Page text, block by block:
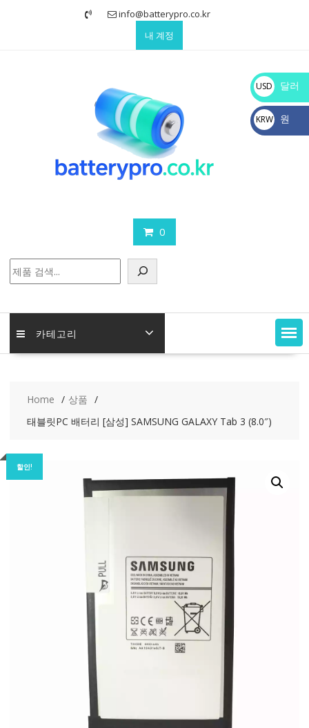
info@batterypro.co.kr
내 계정
0
색
카테고리
Home
상품
태블릿PC 배터리 [삼성] SAMSUNG GALAXY Tab 3 (8.0″)
할인!
USD
$
달러
KRW
₩
원